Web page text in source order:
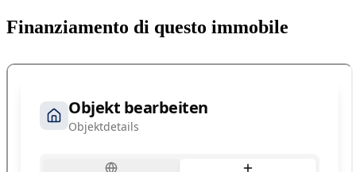
Finanziamento di questo immobile